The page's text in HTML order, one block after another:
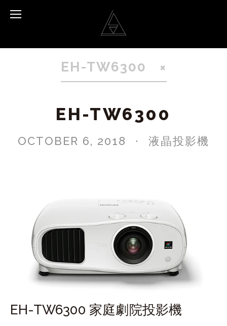
EH-TW6300
EH-TW6300
OCTOBER 6, 2018 液晶投影機
EH-TW6300 家庭劇院投影機